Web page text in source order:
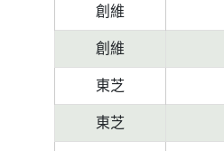
創維
創維
東芝
東芝